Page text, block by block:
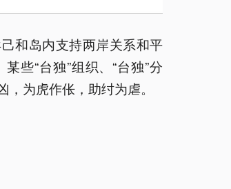
和岛内支持两岸关系和平
些“台独”组织、“台独”分
为虎作伥，助纣为虐。